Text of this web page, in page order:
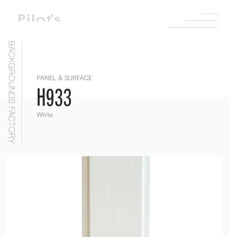
BACKGROUNDS FACTORY PANEL & SURFACE
H933
White